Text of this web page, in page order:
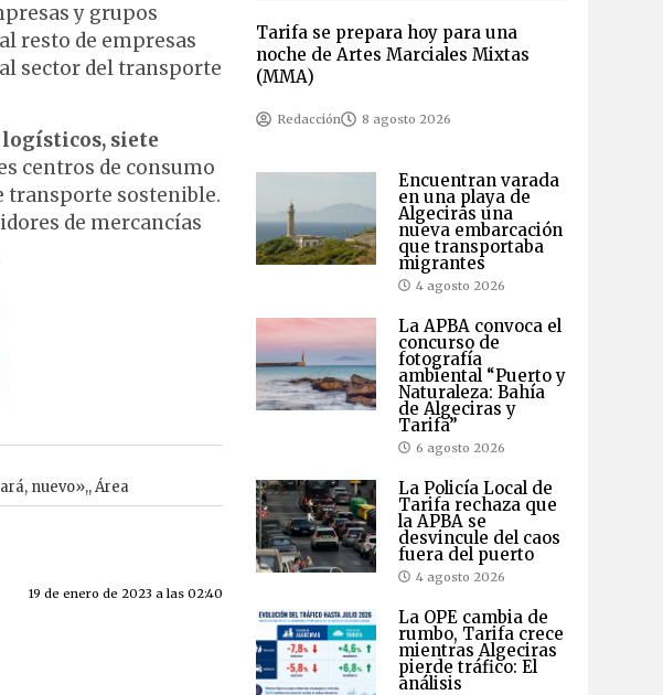
y grupos
resto de empresas
sector del transporte
logísticos, siete
centros de consumo
transporte sostenible.
de mercancías
, nuevo»,,Área
19 de enero de 2023 a las 02:40
Tarifa se prepara hoy para una
noche de Artes Marciales Mixtas
(MMA)
Redacción 8 agosto 2026
Encuentran varada
en una playa de
Algeciras una
nueva embarcación
que transportaba
migrantes
4 agosto 2026
La APBA convoca el
concurso de
fotografía
ambiental “Puerto y
Naturaleza: Bahía
de Algeciras y
Tarifa”
6 agosto 2026
La Policía Local de
Tarifa rechaza que
la APBA se
desvincule del caos
fuera del puerto
4 agosto 2026
La OPE cambia de
rumbo, Tarifa crece
mientras Algeciras
pierde tráfico: El
análisis